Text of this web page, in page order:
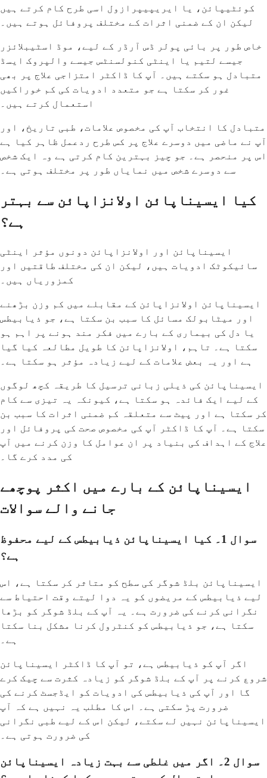
کوئٹیپائن، یا ایریپیپرازول اسی طرح کام کرتے ہیں
لیکن ان کے ضمنی اثرات کے مختلف پروفائل ہوتے ہیں۔
خاص طور پر بائی پولر ڈس آرڈر کے لیے، موڈ اسٹیبلائزر
جیسے لتیم یا اینٹی کنولسنٹس جیسے والپروک ایسڈ
متبادل ہو سکتے ہیں۔ آپ کا ڈاکٹر امتزاجی علاج پر بھی
غور کر سکتا ہے جو متعدد ادویات کی کم خوراکیں
استعمال کرتے ہیں۔
متبادل کا انتخاب آپ کی مخصوص علامات، طبی تاریخ، اور
آپ نے ماضی میں دوسرے علاج پر کس طرح ردعمل ظاہر کیا ہے
اس پر منحصر ہے۔ جو چیز بہترین کام کرتی ہے وہ ایک شخص
سے دوسرے شخص میں نمایاں طور پر مختلف ہوتی ہے۔
کیا ایسیناپائن اولانزاپائن سے بہتر
ہے؟
ایسیناپائن اور اولانزاپائن دونوں مؤثر اینٹی
سائیکوٹک ادویات ہیں، لیکن ان کی مختلف طاقتیں اور
کمزوریاں ہیں۔
ایسیناپائن اولانزاپائن کے مقابلے میں کم وزن بڑھنے
اور میٹابولک مسائل کا سبب بن سکتا ہے، جو ذیابیطس
یا دل کی بیماری کے بارے میں فکر مند ہونے پر اہم ہو
سکتا ہے۔ تاہم، اولانزاپائن کا طویل مطالعہ کیا گیا
ہے اور یہ بعض علامات کے لیے زیادہ مؤثر ہو سکتا ہے۔
ایسیناپائن کی ذیلی زبانی ترسیل کا طریقہ کچھ لوگوں
کے لیے ایک فائدہ ہو سکتا ہے، کیونکہ یہ تیزی سے کام
کر سکتا ہے اور پیٹ سے متعلقہ کم ضمنی اثرات کا سبب بن
سکتا ہے۔ آپ کا ڈاکٹر آپ کی مخصوص صحت کی پروفائل اور
علاج کے اہداف کی بنیاد پر ان عوامل کا وزن کرنے میں آپ
کی مدد کرے گا۔
ایسیناپائن کے بارے میں اکثر پوچھے
جانے والے سوالات
سوال 1۔ کیا ایسیناپائن ذیابیطس کے لیے محفوظ
ہے؟
ایسیناپائن بلڈ شوگر کی سطح کو متاثر کر سکتا ہے، اس
لیے ذیابیطس کے مریضوں کو یہ دوا لیتے وقت احتیاط سے
نگرانی کرنے کی ضرورت ہے۔ یہ آپ کے بلڈ شوگر کو بڑھا
سکتا ہے، جو ذیابیطس کو کنٹرول کرنا مشکل بنا سکتا
ہے۔
اگر آپ کو ذیابیطس ہے، تو آپ کا ڈاکٹر ایسیناپائن
شروع کرنے پر آپ کے بلڈ شوگر کو زیادہ کثرت سے چیک کرے
گا اور آپ کی ذیابیطس کی ادویات کو ایڈجسٹ کرنے کی
ضرورت پڑ سکتی ہے۔ اس کا مطلب یہ نہیں ہے کہ آپ
ایسیناپائن نہیں لے سکتے، لیکن اس کے لیے طبی نگرانی
کی ضرورت ہوتی ہے۔
سوال 2۔ اگر میں غلطی سے بہت زیادہ ایسیناپائن